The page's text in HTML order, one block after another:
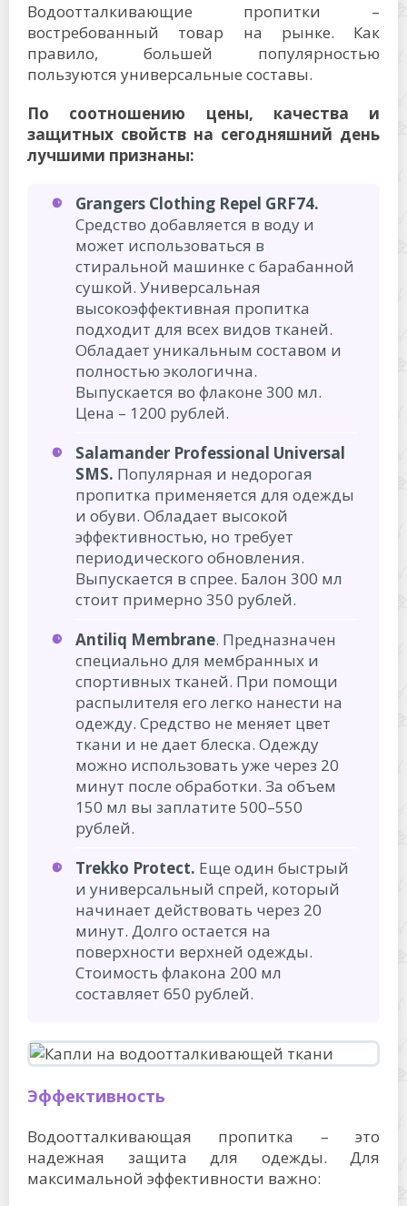
Водоотталкивающие пропитки –
востребованный товар на рынке. Как
правило, большей популярностью
пользуются универсальные составы.
По соотношению цены, качества и
защитных свойств на сегодняшний день
лучшими признаны:
Grangers Clothing Repel GRF74.
Средство добавляется в воду и
может использоваться в
стиральной машинке с барабанной
сушкой. Универсальная
высокоэффективная пропитка
подходит для всех видов тканей.
Обладает уникальным составом и
полностью экологична.
Выпускается во флаконе 300 мл.
Цена – 1200 рублей.
Salamander Professional Universal
SMS. Популярная и недорогая
пропитка применяется для одежды
и обуви. Обладает высокой
эффективностью, но требует
периодического обновления.
Выпускается в спрее. Балон 300 мл
стоит примерно 350 рублей.
Antiliq Membrane. Предназначен
специально для мембранных и
спортивных тканей. При помощи
распылителя его легко нанести на
одежду. Средство не меняет цвет
ткани и не дает блеска. Одежду
можно использовать уже через 20
минут после обработки. За объем
150 мл вы заплатите 500–550
рублей.
Trekko Protect. Еще один быстрый
и универсальный спрей, который
начинает действовать через 20
минут. Долго остается на
поверхности верхней одежды.
Стоимость флакона 200 мл
составляет 650 рублей.
Эффективность
Водоотталкивающая пропитка – это
надежная защита для одежды. Для
максимальной эффективности важно: